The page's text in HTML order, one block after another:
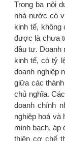
Trong ba nội
nhà nước có
kinh tế,
được là chưa
đầu tư. Doanh
kinh tế, có tỷ
doanh nghiệp
giữa các
chủ nghĩa.
doanh chính
nghiệp hoá và
minh bạch, áp
thiện cơ chế